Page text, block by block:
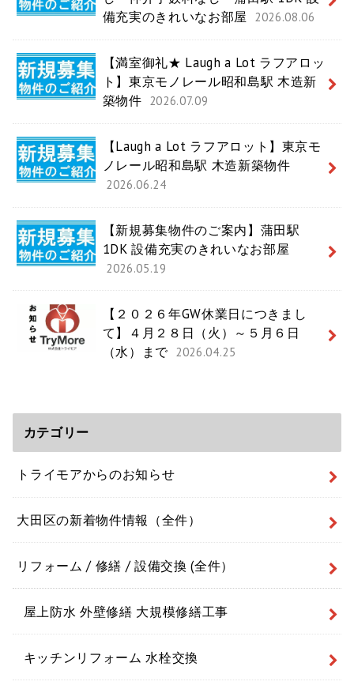
備充実のきれいなお部屋
2026.08.06
【満室御礼★ Laugh a Lot ラフアロッ
ト】東京モノレール昭和島駅 木造新
築物件 2026.07.09
【Laugh a Lot ラフアロット】東京モ
ノレール昭和島駅 木造新築物件
2026.06.24
【新規募集物件のご案内】蒲田駅
1DK 設備充実のきれいなお部屋
2026.05.19
【２０２６年GW休業日につきまし
て】４月２８日（火）～５月６日
（水）まで 2026.04.25
カテゴリー
トライモアからのお知らせ
大田区の新着物件情報（全件）
リフォーム / 修繕 / 設備交換 (全件）
屋上防水 外壁修繕 大規模修繕工事
キッチンリフォーム 水栓交換